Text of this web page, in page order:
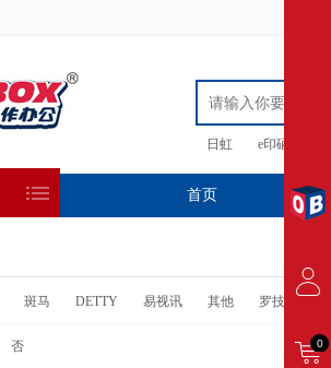
日虹 e印硒鼓
首页 专
斑马 DETTY 易视讯 其他 罗技
否 0